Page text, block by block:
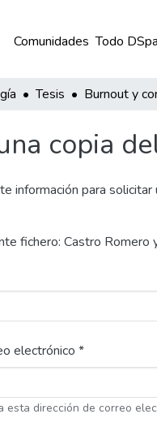
Comunidades Todo
Tesis
copia
información para
fichero: Castro Romero
electrónico *
esta dirección de correo